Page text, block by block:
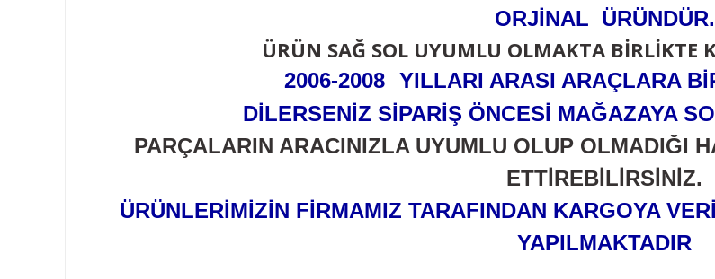
ORJİNAL ÜRÜNDÜR.
ÜRÜN SAĞ SOL UYUMLU OLMAKTA BİRLİKTE
2006-2008
YILLARI ARASI ARAÇLARA
DİLERSENİZ SİPARİŞ ÖNCESİ MAĞAZAYA
PARÇALARIN ARACINIZLA UYUMLU OLUP OLMADIĞI
ETTİREBİLİRSİNİZ.
ÜRÜNLERİMİZİN FİRMAMIZ TARAFINDAN KARGOYA
YAPILMAKTADIR